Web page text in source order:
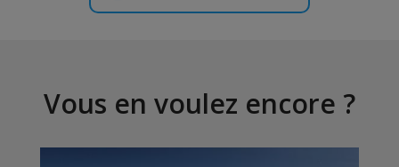
Vous en voulez encore ?